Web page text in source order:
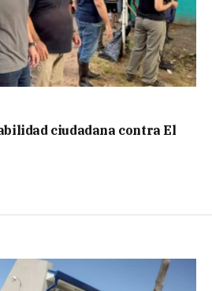
ciudadana contra El